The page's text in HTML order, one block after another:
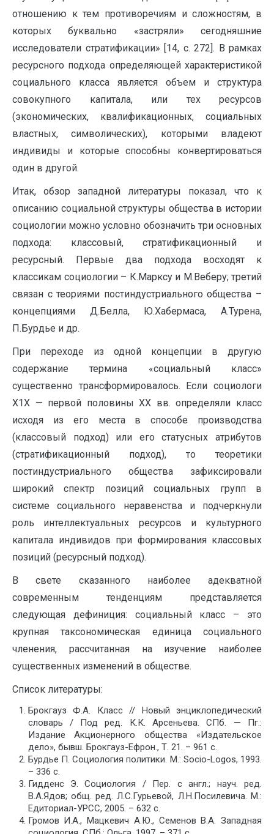
отношению к тем противоречиям и сложностям, в
которых буквально «застряли» сегодняшние
исследователи стратификации» [14, с. 272]. В рамках
ресурсного подхода определяющей характеристикой
социального класса является объем и структура
совокупного капитала, или тех ресурсов
(экономических, квалификационных, социальных
властных, символических), которыми владеют
индивиды и которые способны конвертироваться
один в другой.
Итак, обзор западной литературы показал, что к
описанию социальной структуры общества в истории
социологии можно условно обозначить три основных
подхода: классовый, стратификационный и
ресурсный. Первые два подхода восходят к
классикам социологии – К.Марксу и М.Веберу; третий
связан с теориями постиндустриального общества –
концепциями Д.Белла, Ю.Хабермаса, А.Турена,
П.Бурдье и др.
При переходе из одной концепции в другую
содержание термина «социальный класс»
существенно трансформировалось. Если социологи
Х1Х — первой половины ХХ вв. определяли класс
исходя из его места в способе производства
(классовый подход) или его статусных атрибутов
(стратификационный подход), то теоретики
постиндустриального общества зафиксировали
широкий спектр позиций социальных групп в
системе социального неравенства и подчеркнули
роль интеллектуальных ресурсов и культурного
капитала индивидов при формирования классовых
позиций (ресурсный подход).
В свете сказанного наиболее адекватной
современным тенденциям представляется
следующая дефиниция: социальный класс – это
крупная таксономическая единица социального
членения, рассчитанная на изучение наиболее
существенных изменений в обществе.
Список литературы:
Брокгауз Ф.А. Класс // Новый энциклопедический
словарь / Под ред. К.К. Арсеньева. СПб. — Пг.:
Издание Акционерного общества «Издательское
дело», бывш. Брокгауз-Ефрон., Т. 21. – 961 с.
Бурдье П. Социология политики. М.: Socio-Logos, 1993.
– 336 c.
Гидденс Э. Социология / Пер. с англ.; науч. ред.
В.А.Ядов; общ. ред. Л.С.Гурьевой, Л.Н.Посилевича. М.:
Едиториал-УРСС, 2005. – 632 с.
Громов И.А., Мацкевич А.Ю., Семенов В.А. Западная